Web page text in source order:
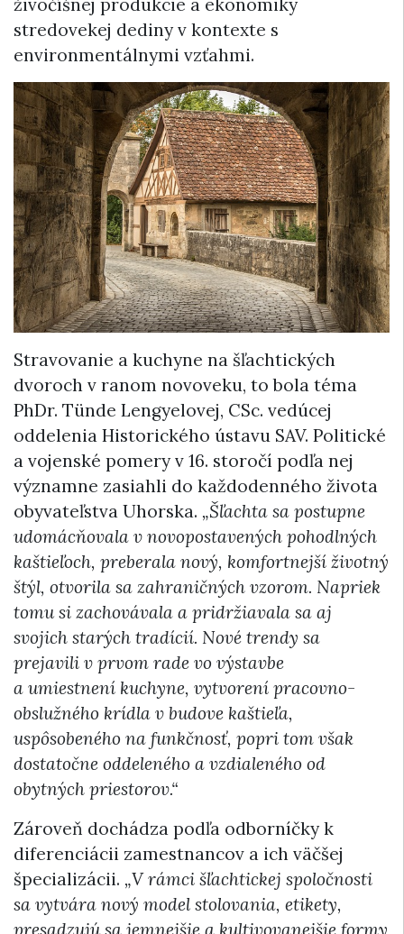
živočíšnej produkcie a ekonomiky
stredovekej dediny v kontexte s
environmentálnymi vzťahmi.
Stravovanie a kuchyne na šľachtických
dvoroch v ranom novoveku, to bola téma
PhDr. Tünde Lengyelovej, CSc. vedúcej
oddelenia Historického ústavu SAV. Politické
a vojenské pomery v 16. storočí podľa nej
významne zasiahli do každodenného života
obyvateľstva Uhorska. „Šľachta sa postupne
udomácňovala v novopostavených pohodlných
kaštieľoch, preberala nový, komfortnejší životný
štýl, otvorila sa zahraničných vzorom. Napriek
tomu si zachovávala a pridržiavala sa aj
svojich starých tradícií. Nové trendy sa
prejavili v prvom rade vo výstavbe
a umiestnení kuchyne, vytvorení pracovno-
obslužného krídla v budove kaštieľa,
uspôsobeného na funkčnosť, popri tom však
dostatočne oddeleného a vzdialeného od
obytných priestorov.“
Zároveň dochádza podľa odborníčky k
diferenciácii zamestnancov a ich väčšej
špecializácii. „V rámci šľachtickej spoločnosti
sa vytvára nový model stolovania, etikety,
presadzujú sa jemnejšie a kultivovanejšie formy